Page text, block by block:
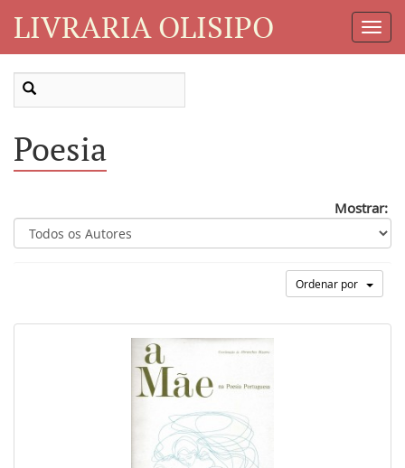
LIVRARIA OLISIPO
Poesia
Mostrar:
Ordenar por